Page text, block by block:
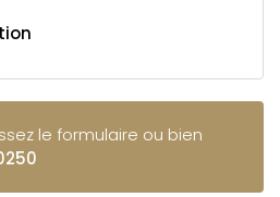
le formulaire ou bien